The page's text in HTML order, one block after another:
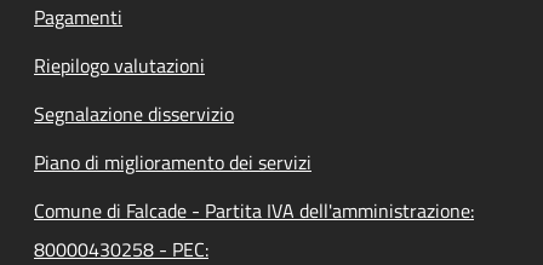
Pagamenti
Riepilogo valutazioni
Segnalazione disservizio
Piano di miglioramento dei servizi
Comune di Falcade - Partita IVA dell'amministrazione:
80000430258 - PEC: